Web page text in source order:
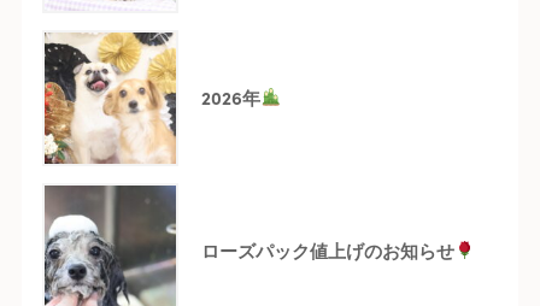
2026年
ローズパック値上げのお知らせ